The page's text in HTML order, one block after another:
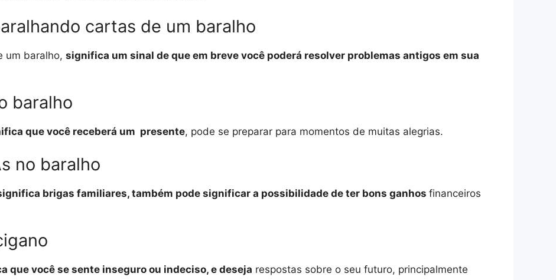
cartas de um baralho
um baralho, significa um sinal de que em breve você poderá resolver problemas antigos em sua
baralho
que você receberá um presente, pode se preparar para momentos de muitas alegrias.
no baralho
brigas familiares, também pode significar a possibilidade de ter bons ganhos financeiros
que você se sente inseguro ou indeciso, e deseja respostas sobre o seu futuro, principalmente